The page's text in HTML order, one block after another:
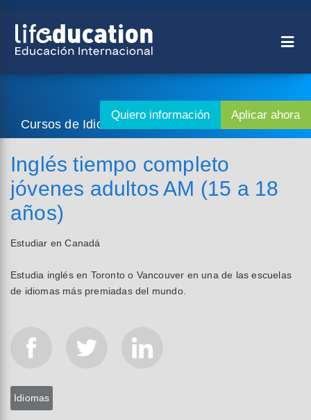
Cursos de Idiomas - Idiomas
Inglés tiempo completo
jóvenes adultos AM (15 a 18
años)
Estudiar en Canadá
Estudia inglés en Toronto o Vancouver en una de las escuelas
de idiomas más premiadas del mundo.
Idiomas